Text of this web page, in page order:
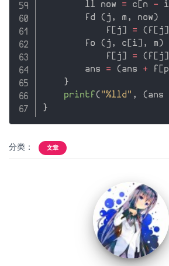
        ll now
= c [n - i
        fd
( j , m , now)
            f
[ j] = ( f [ j]
        fo
( j , c [i] , m)
            f
[ j] = ( f [ j]
        ans
= (ans + f [p
}
printf ( "%lld" , (ans
}
分类： 文章